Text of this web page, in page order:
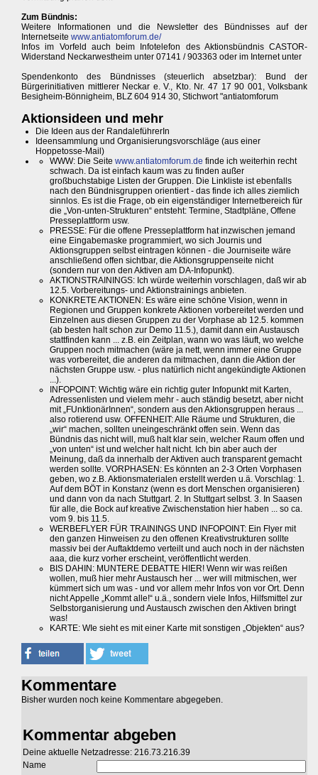
Zum Bündnis:
Weitere Informationen und die Newsletter des Bündnisses auf der
Internetseite www.antiatomforum.de/
Infos im Vorfeld auch beim Infotelefon des Aktionsbündnis CASTOR-
Widerstand Neckarwestheim unter 07141 / 903363 oder im Internet unter
Spendenkonto des Bündnisses (steuerlich absetzbar): Bund der
Bürgerinitiativen mittlerer Neckar e. V., Kto. Nr. 47 17 90 001, Volksbank
Besigheim-Bönnigheim, BLZ 604 914 30, Stichwort "antiatomforum
Aktionsideen und mehr
Die Ideen aus der RandaleführerIn
Ideensammlung und Organisierungsvorschläge (aus einer
Hoppetosse-Mail)
WWW: Die Seite www.antiatomforum.de finde ich weiterhin recht
schwach. Da ist einfach kaum was zu finden außer
großbuchstabige Listen der Gruppen. Die Linkliste ist ebenfalls
nach den Bündnisgruppen orientiert - das finde ich alles ziemlich
sinnlos. Es ist die Frage, ob ein eigenständiger Internetbereich für
die „Von-unten-Strukturen“ entsteht: Termine, Stadtpläne, Offene
Presseplattform usw.
PRESSE: Für die offene Presseplattform hat inzwischen jemand
eine Eingabemaske programmiert, wo sich Journis und
Aktionsgruppen selbst eintragen können - die Journiseite wäre
anschließend offen sichtbar, die Aktionsgruppenseite nicht
(sondern nur von den Aktiven am DA-Infopunkt).
AKTIONSTRAININGS: Ich würde weiterhin vorschlagen, daß wir ab
12.5. Vorbereitungs- und Aktionstrainings anbieten.
KONKRETE AKTIONEN: Es wäre eine schöne Vision, wenn in
Regionen und Gruppen konkrete Aktionen vorbereitet werden und
Einzelnen aus diesen Gruppen zu der Vorphase ab 12.5. kommen
(ab besten halt schon zur Demo 11.5.), damit dann ein Austausch
stattfinden kann ... z.B. ein Zeitplan, wann wo was läuft, wo welche
Gruppen noch mitmachen (wäre ja nett, wenn immer eine Gruppe
was vorbereitet, die anderen da mitmachen, dann die Aktion der
nächsten Gruppe usw. - plus natürlich nicht angekündigte Aktionen
...).
INFOPOINT: Wichtig wäre ein richtig guter Infopunkt mit Karten,
Adressenlisten und vielem mehr - auch ständig besetzt, aber nicht
mit „FUnktionärInnen“, sondern aus den Aktionsgruppen heraus ...
also rotierend usw. OFFENHEIT: Alle Räume und Strukturen, die
„wir“ machen, sollten uneingeschränkt offen sein. Wenn das
Bündnis das nicht will, muß halt klar sein, welcher Raum offen und
„von unten“ ist und welcher halt nicht. Ich bin aber auch der
Meinung, daß da innerhalb der Aktiven auch transparent gemacht
werden sollte. VORPHASEN: Es könnten an 2-3 Orten Vorphasen
geben, wo z.B. Aktionsmaterialen erstellt werden u.ä. Vorschlag: 1.
Auf dem BÖT in Konstanz (wenn es dort Menschen organisieren)
und dann von da nach Stuttgart. 2. In Stuttgart selbst. 3. In Saasen
für alle, die Bock auf kreative Zwischenstation hier haben ... so ca.
vom 9. bis 11.5.
WERBEFLYER FÜR TRAININGS UND INFOPOINT: Ein Flyer mit
den ganzen Hinweisen zu den offenen Kreativstrukturen sollte
massiv bei der Auftaktdemo verteilt und auch noch in der nächsten
aaa, die kurz vorher erscheint, veröffentlicht werden.
BIS DAHIN: MUNTERE DEBATTE HIER! Wenn wir was reißen
wollen, muß hier mehr Austausch her ... wer will mitmischen, wer
kümmert sich um was - und vor allem mehr Infos von vor Ort. Denn
nicht Appelle „Kommt alle!“ u.ä., sondern viele Infos, Hilfsmittel zur
Selbstorganisierung und Austausch zwischen den Aktiven bringt
was!
KARTE: WIe sieht es mit einer Karte mit sonstigen „Objekten“ aus?
Kommentare
Bisher wurden noch keine Kommentare abgegeben.
Kommentar abgeben
Deine aktuelle Netzadresse: 216.73.216.39
Name